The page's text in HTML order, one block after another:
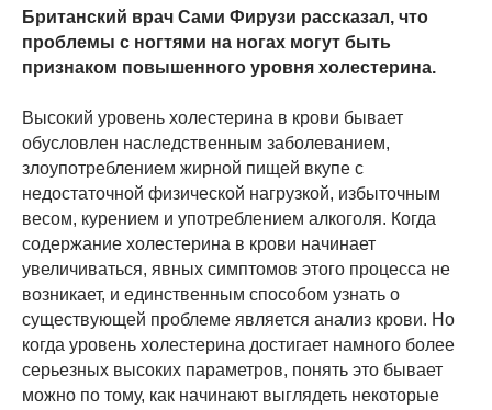
Британский врач Сами Фирузи рассказал, что
проблемы с ногтями на ногах могут быть
признаком повышенного уровня холестерина.
Высокий уровень холестерина в крови бывает
обусловлен наследственным заболеванием,
злоупотреблением жирной пищей вкупе с
недостаточной физической нагрузкой, избыточным
весом, курением и употреблением алкоголя. Когда
содержание холестерина в крови начинает
увеличиваться, явных симптомов этого процесса не
возникает, и единственным способом узнать о
существующей проблеме является анализ крови. Но
когда уровень холестерина достигает намного более
серьезных высоких параметров, понять это бывает
можно по тому, как начинают выглядеть некоторые